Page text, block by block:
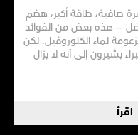
صافية، طاقة أكبر، هضم
— هذه بعض من الفوائد
لماء الكلوروفيل. لكن
يشيرون إلى أنه لا يزال
اقرأ